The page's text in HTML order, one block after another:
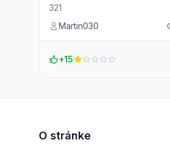
321
Martin030
+15
O stránke